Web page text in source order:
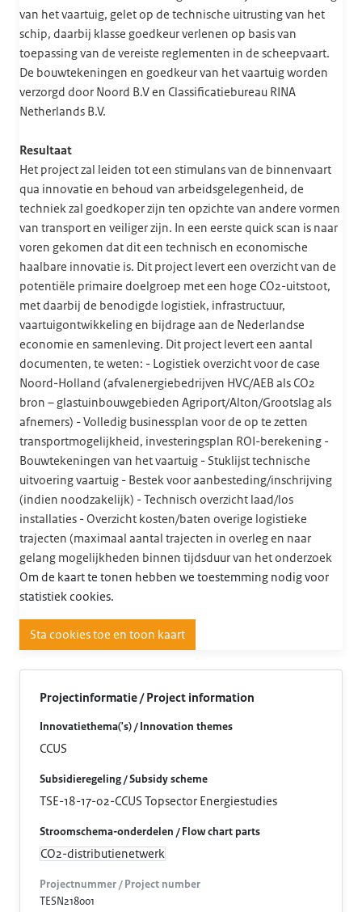
van het vaartuig, gelet op de technische uitrusting van het
schip, daarbij klasse goedkeur verlenen op basis van
toepassing van de vereiste reglementen in de scheepvaart.
De bouwtekeningen en goedkeur van het vaartuig worden
verzorgd door Noord B.V en Classificatiebureau RINA
Netherlands B.V.
Resultaat
Het project zal leiden tot een stimulans van de binnenvaart
qua innovatie en behoud van arbeidsgelegenheid, de
techniek zal goedkoper zijn ten opzichte van andere vormen
van transport en veiliger zijn. In een eerste quick scan is naar
voren gekomen dat dit een technisch en economische
haalbare innovatie is. Dit project levert een overzicht van de
potentiële primaire doelgroep met een hoge CO2-uitstoot,
met daarbij de benodigde logistiek, infrastructuur,
vaartuigontwikkeling en bijdrage aan de Nederlandse
economie en samenleving. Dit project levert een aantal
documenten, te weten: - Logistiek overzicht voor de case
Noord-Holland (afvalenergiebedrijven HVC/AEB als CO2
bron – glastuinbouwgebieden Agriport/Alton/Grootslag als
afnemers) - Volledig businessplan voor de op te zetten
transportmogelijkheid, investeringsplan ROI-berekening -
Bouwtekeningen van het vaartuig - Stuklijst technische
uitvoering vaartuig - Bestek voor aanbesteding/inschrijving
(indien noodzakelijk) - Technisch overzicht laad/los
installaties - Overzicht kosten/baten overige logistieke
trajecten (maximaal aantal trajecten in overleg en naar
gelang mogelijkheden binnen tijdsduur van het onderzoek
Om de kaart te tonen hebben we toestemming nodig voor
statistiek cookies.
Sta cookies toe en toon kaart
Projectinformatie / Project information
Innovatiethema('s) / Innovation themes
CCUS
Subsidieregeling / Subsidy scheme
TSE-18-17-02-CCUS Topsector Energiestudies
Stroomschema-onderdelen / Flow chart parts
CO2-distributienetwerk
Projectnummer / Project number
TESN218001